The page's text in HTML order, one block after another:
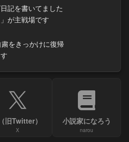
記を書いてました
が主戦場です
をきっかけに復帰
旧Twitter）
X
小説家になろう
narou